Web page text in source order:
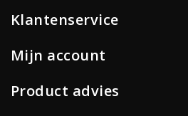
Klantenservice
Mijn account
Product advies